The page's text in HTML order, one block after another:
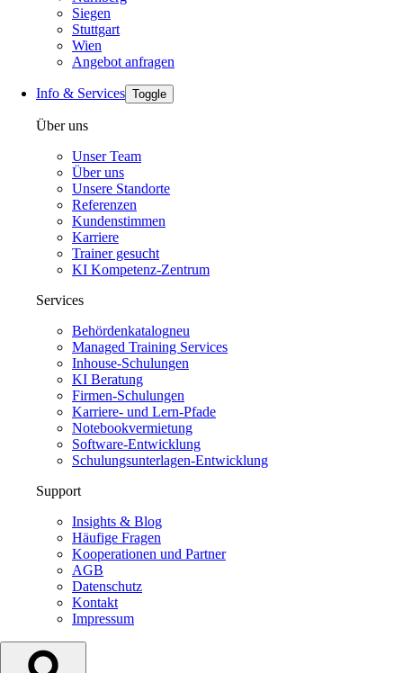
Siegen
Stuttgart
Wien
Angebot anfragen
Info & Services Toggle
Über uns
Unser Team
Über uns
Unsere Standorte
Referenzen
Kundenstimmen
Karriere
Trainer gesucht
KI Kompetenz-Zentrum
Services
Behördenkatalogneu
Managed Training Services
Inhouse-Schulungen
KI Beratung
Firmen-Schulungen
Karriere- und Lern-Pfade
Notebookvermietung
Software-Entwicklung
Schulungsunterlagen-Entwicklung
Support
Insights & Blog
Häufige Fragen
Kooperationen und Partner
AGB
Datenschutz
Kontakt
Impressum